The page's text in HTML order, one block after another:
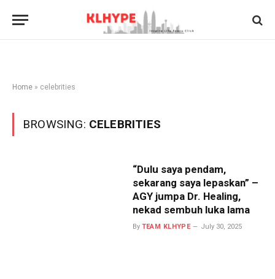
Home » celebrities
BROWSING: CELEBRITIES
“Dulu saya pendam,
sekarang saya lepaskan” –
AGY jumpa Dr. Healing,
nekad sembuh luka lama
By TEAM KLHYPE July 30, 2025